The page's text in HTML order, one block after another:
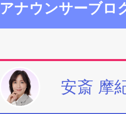
アナウンサーブロ
安斎 摩